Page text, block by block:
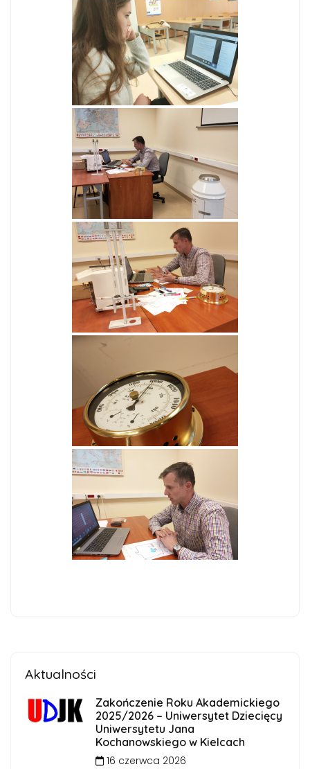
Aktualności
Zakończenie Roku Akademickiego
2025/2026 – Uniwersytet Dziecięcy
Uniwersytetu Jana
Kochanowskiego w Kielcach
16 czerwca 2026